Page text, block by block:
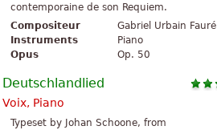
contemporaine de son Requiem.
Compositeur
Gabriel Urbain Fauré
Instruments
Piano
Opus
Op. 50
Deutschlandlied
Voix, Piano
Typeset by Johan Schoone, from